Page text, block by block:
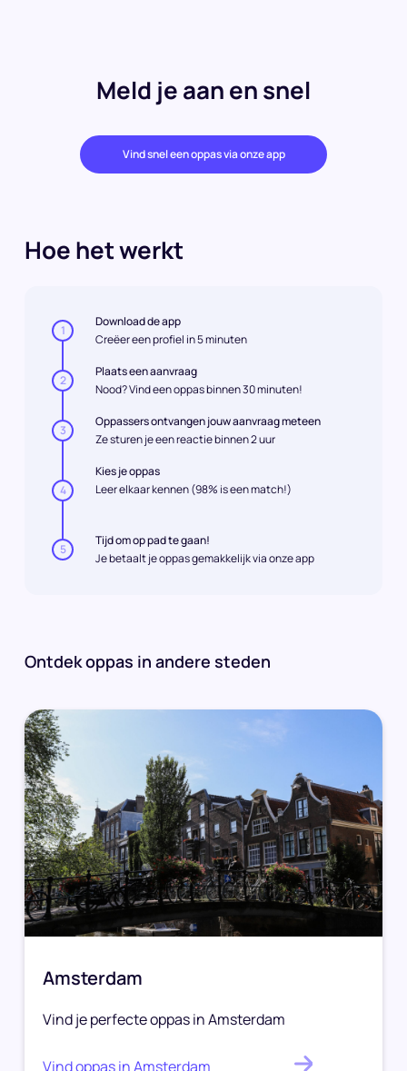
Meld je aan en snel
Vind snel een oppas via onze app
Hoe het werkt
1
Download de app
Creëer een profiel in 5 minuten
2
Plaats een aanvraag
Nood? Vind een oppas binnen 30 minuten!
3
Oppassers ontvangen jouw aanvraag meteen
Ze sturen je een reactie binnen 2 uur
4
Kies je oppas
Leer elkaar kennen (98% is een match!)
5
Tijd om op pad te gaan!
Je betaalt je oppas gemakkelijk via onze app
Ontdek oppas in andere steden
Amsterdam
Vind je perfecte oppas in Amsterdam
Vind oppas in Amsterdam